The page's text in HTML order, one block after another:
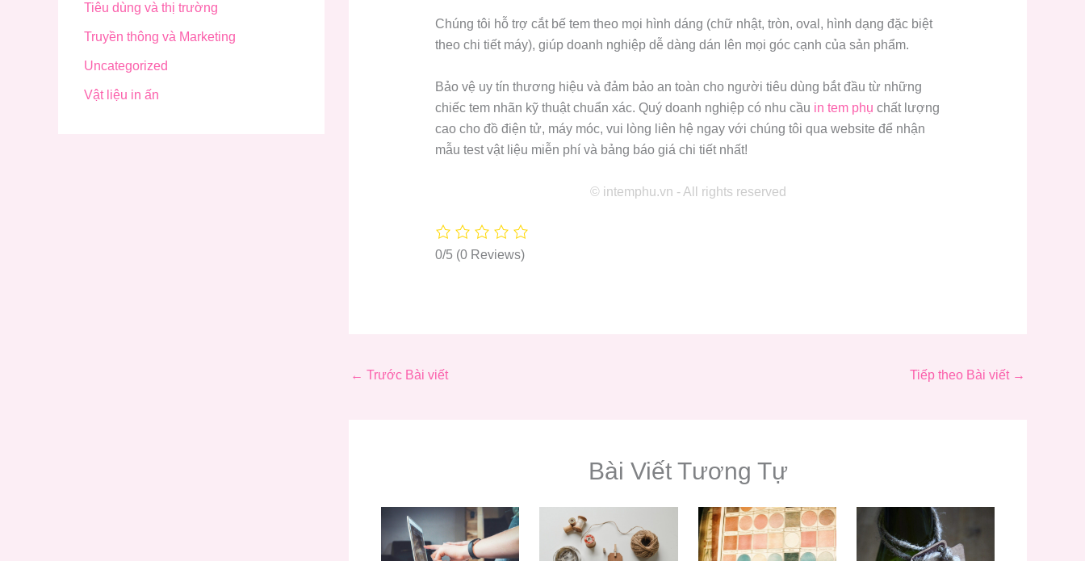
Tiêu dùng và thị trường
Truyền thông và Marketing
Uncategorized
Vật liệu in ấn
Chúng tôi hỗ trợ cắt bế tem theo mọi hình dáng (chữ nhật, tròn, oval, hình dạng đặc biệt
theo chi tiết máy), giúp doanh nghiệp dễ dàng dán lên mọi góc cạnh của sản phẩm.
Bảo vệ uy tín thương hiệu và đảm bảo an toàn cho người tiêu dùng bắt đầu từ những
chiếc tem nhãn kỹ thuật chuẩn xác. Quý doanh nghiệp có nhu cầu in tem phụ chất lượng
cao cho đồ điện tử, máy móc, vui lòng liên hệ ngay với chúng tôi qua website để nhận
mẫu test vật liệu miễn phí và bảng báo giá chi tiết nhất!
© intemphu.vn - All rights reserved
0/5 (0 Reviews)
← Trước Bài viết Tiếp theo Bài viết →
Bài Viết Tương Tự